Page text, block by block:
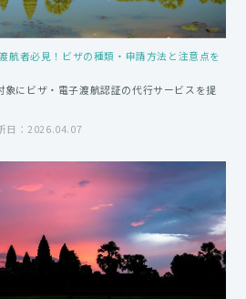
航者必見！ビザの種類・申請方法と注意点を
象にビザ・電子渡航認証の代行サービスを提
日：2026.04.07